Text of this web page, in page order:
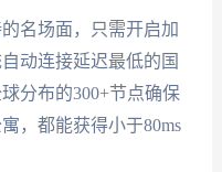
名场面，只需开启加
动连接延迟最低的国
分布的300+节点确保
，都能获得小于80ms